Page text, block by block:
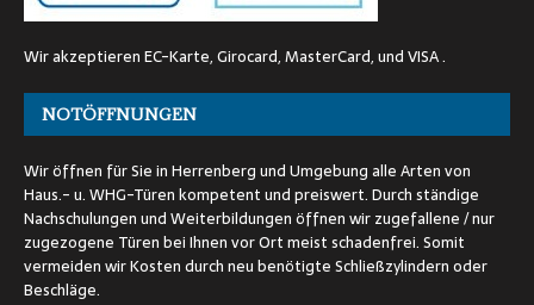
Wir akzeptieren EC-Karte, Girocard, MasterCard, und VISA .
NOTÖFFNUNGEN
Wir öffnen für Sie in Herrenberg und Umgebung alle Arten von
Haus.- u. WHG-Türen kompetent und preiswert. Durch ständige
Nachschulungen und Weiterbildungen öffnen wir zugefallene / nur
zugezogene Türen bei Ihnen vor Ort meist schadenfrei. Somit
vermeiden wir Kosten durch neu benötigte Schließzylindern oder
Beschläge.